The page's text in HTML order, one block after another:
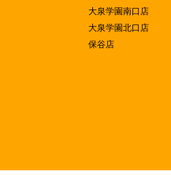
大泉学園南口店
大泉学園北口店
保谷店